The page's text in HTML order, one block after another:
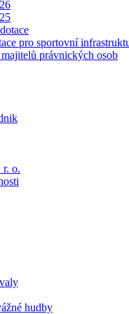
pro sportovní
právnických osob
o.
hudby